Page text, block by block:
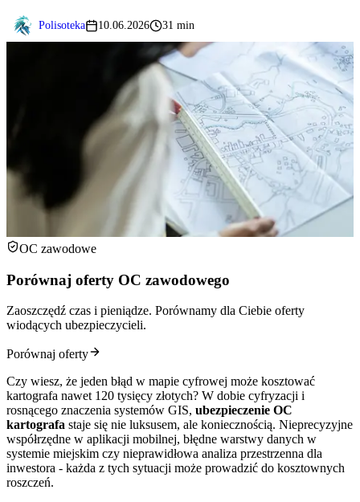
Polisoteka 10.06.2026 31 min
OC zawodowe
Porównaj oferty OC zawodowego
Zaoszczędź czas i pieniądze. Porównamy dla Ciebie oferty
wiodących ubezpieczycieli.
Porównaj oferty
Czy wiesz, że jeden błąd w mapie cyfrowej może kosztować
kartografa nawet 120 tysięcy złotych? W dobie cyfryzacji i
rosnącego znaczenia systemów GIS, ubezpieczenie OC
kartografa staje się nie luksusem, ale koniecznością. Nieprecyzyjne
współrzędne w aplikacji mobilnej, błędne warstwy danych w
systemie miejskim czy nieprawidłowa analiza przestrzenna dla
inwestora - każda z tych sytuacji może prowadzić do kosztownych
roszczeń.